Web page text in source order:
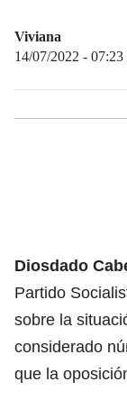
Viviana
14/07/2022 - 07:23
Diosdado
Partido
sobre la
considerado
que la